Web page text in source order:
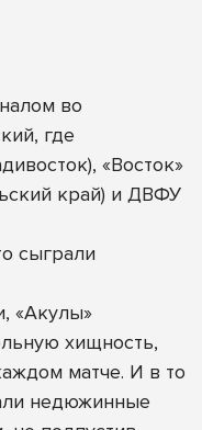
во
где
«Восток»
край) и ДВФУ
сыграли
«Акулы»
хищность,
матче. И в то
недюжинные